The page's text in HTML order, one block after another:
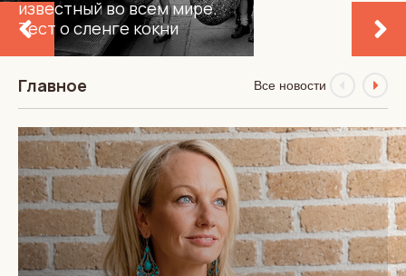
известный во всем мире.
Тест о сленге кокни
МИР НОВОСТИ
Шпионы-профессионалы
признали MI6 лучшей
Главное Все новости